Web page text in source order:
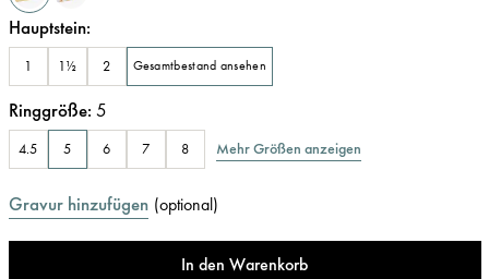
Hauptstein:
1 1½ 2 Gesamtbestand ansehen
Ringgröße: 5
4.5 5 6 7 8 Mehr Größen anzeigen
Gravur hinzufügen (optional)
In den Warenkorb